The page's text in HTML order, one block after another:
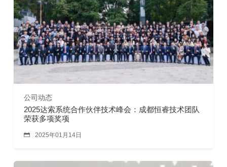
公司动态
2025达索系统合作伙伴技术峰会：成都恒睿技术团队
荣获多项奖项
 2025年01月14日